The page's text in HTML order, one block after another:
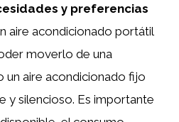
y preferencias
aire acondicionado portátil
moverlo de una
un aire acondicionado fijo
y silencioso. Es importante